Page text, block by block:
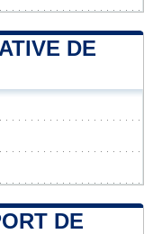
DE
DE